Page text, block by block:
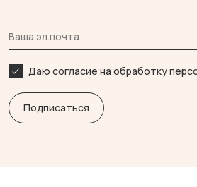
Даю согласие на обработку